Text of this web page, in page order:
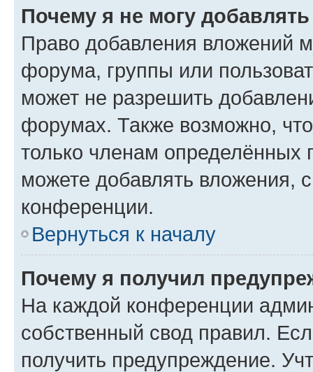
Почему я не могу
Право добавления вложений
форума, группы или
может не разрешить
форумах. Также возможно,
только членам определённых
можете добавлять вложения,
конференции.
Вернуться к началу
Почему я получил
На каждой конференции
собственный свод правил.
получить предупреждение.